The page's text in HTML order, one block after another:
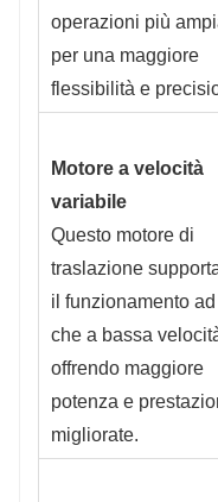
operazioni più
per una maggiore
flessibilità e
Motore a velocità
variabile
Questo motore di
traslazione
il funzionamento
che a bassa
offrendo maggiore
potenza e
migliorate.